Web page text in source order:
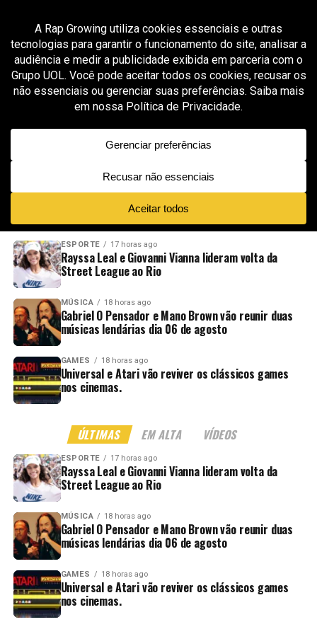
All posts tagged "Junio"
GROOVER X RAP GROWING 7 meses ago
Junio transforma identidade e migração em
narrativa no single “Salve, América!”
NOVIDADES EM ALTA VÍDEOS
ESPORTE 17 horas ago
Rayssa Leal e Giovanni Vianna lideram volta da
Street League ao Rio
MÚSICA 18 horas ago
Gabriel O Pensador e Mano Brown vão reunir duas
músicas lendárias dia 06 de agosto
GAMES 18 horas ago
Universal e Atari vão reviver os clássicos games
nos cinemas.
ÚLTIMAS EM ALTA VÍDEOS
ESPORTE 17 horas ago
Rayssa Leal e Giovanni Vianna lideram volta da
Street League ao Rio
MÚSICA 18 horas ago
Gabriel O Pensador e Mano Brown vão reunir duas
músicas lendárias dia 06 de agosto
GAMES 18 horas ago
Universal e Atari vão reviver os clássicos games
nos cinemas.